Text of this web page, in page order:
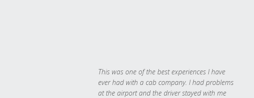
This was one of the best experiences I have
ever had with a cab company. I had problems
at the airport and the driver stayed with me